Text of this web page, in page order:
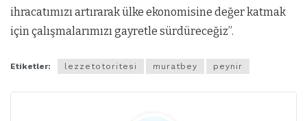
ihracatımızı artırarak ülke ekonomisine değer katmak
için çalışmalarımızı gayretle sürdüreceğiz”.
Etiketler: lezzetotoritesi muratbey peynir